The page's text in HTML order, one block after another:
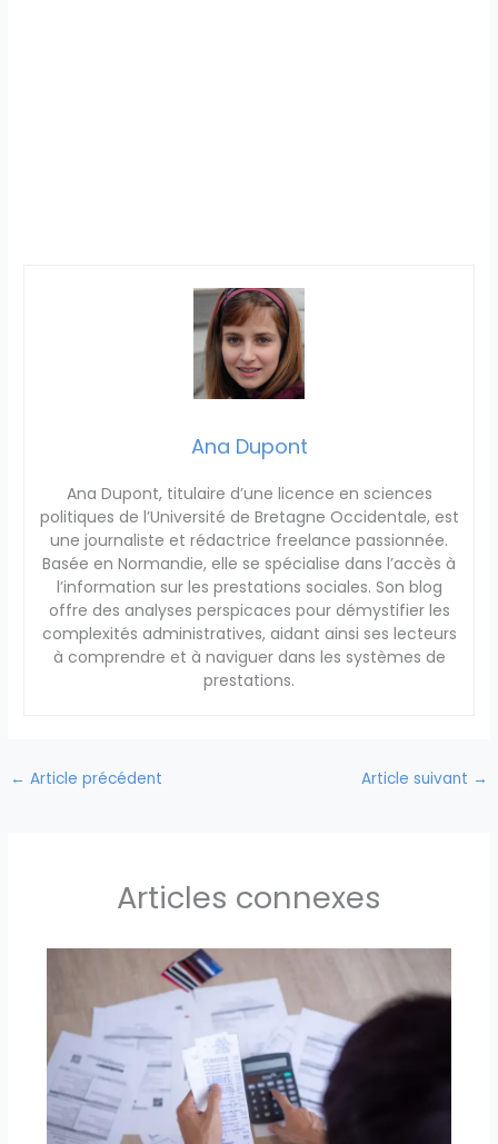
Ana Dupont
Ana Dupont, titulaire d’une licence en sciences
politiques de l’Université de Bretagne Occidentale, est
une journaliste et rédactrice freelance passionnée.
Basée en Normandie, elle se spécialise dans l’accès à
l’information sur les prestations sociales. Son blog
offre des analyses perspicaces pour démystifier les
complexités administratives, aidant ainsi ses lecteurs
à comprendre et à naviguer dans les systèmes de
prestations.
← Article précédent Article suivant →
Articles connexes